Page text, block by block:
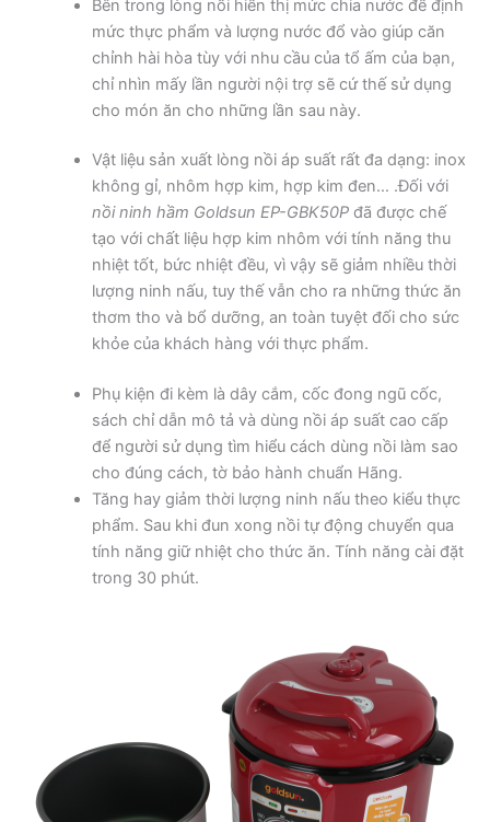
Bên trong lòng nồi hiển thị mức chia nước để định
mức thực phẩm và lượng nước đổ vào giúp căn
chỉnh hài hòa tùy với nhu cầu của tổ ấm của bạn,
chỉ nhìn mấy lần người nội trợ sẽ cứ thế sử dụng
cho món ăn cho những lần sau này.
Vật liệu sản xuất lòng nồi áp suất rất đa dạng: inox
không gỉ, nhôm hợp kim, hợp kim đen… .Đối với
nồi ninh hầm Goldsun EP-GBK50Pđã được chế
tạo với chất liệu hợp kim nhôm với tính năng thu
nhiệt tốt, bức nhiệt đều, vì vậy sẽ giảm nhiều thời
lượng ninh nấu, tuy thế vẫn cho ra những thức ăn
thơm tho và bổ dưỡng, an toàn tuyệt đối cho sức
khỏe của khách hàng với thực phẩm.
Phụ kiện đi kèm là dây cắm, cốc đong ngũ cốc,
sách chỉ dẫn mô tả và dùng nồi áp suất cao cấp
để người sử dụng tìm hiểu cách dùng nồi làm sao
cho đúng cách, tờ bảo hành chuẩn Hãng.
Tăng hay giảm thời lượng ninh nấu theo kiểu thực
phẩm. Sau khi đun xong nồi tự động chuyển qua
tính năng giữ nhiệt cho thức ăn. Tính năng cài đặt
trong 30 phút.